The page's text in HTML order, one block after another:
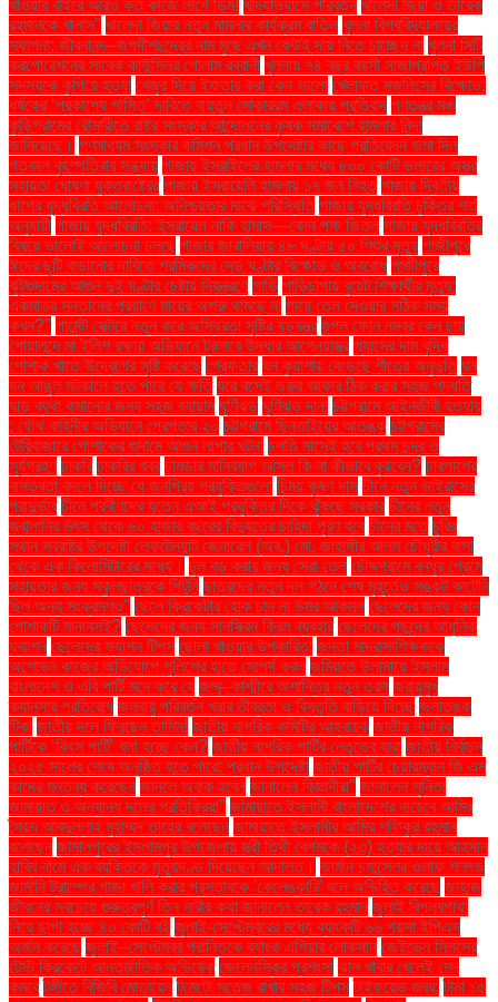
খাওয়ার বাইরে আরও কত কাজে লাগে ডিম! খাদ্যাভ্যাসে পরিবর্তন খালেদা জিয়া ও তারেক
রহমানকে খালাস'' খালেদা জিয়ার নতুন মামলার কার্যক্রম বাতিল খুলনা বিশ্ববিদ্যালয়ের
স্থাপনা: জীবনানন্দ–জগদীশচন্দ্রের নাম মুছে এখন কেউই দায় নিতে চাচ্ছেন না খুলনা সিটি
করপোরেশনের সাবেক কাউন্সিলর গোলাম রব্বানী খুলনায় ৭৪ বছর বয়সী সাজাপ্রাপ্ত ইউপি
সদস্যকে কুপিয়ে হত্যা খেজুর দিয়ে ইফতার করা কেন ভালো খেলাফত মজলিসের বিক্ষোভ:
ধর্ষকের ‘প্রকাশ্যে শাস্তি’ দাবিতে বায়তুল মোকাররম এলাকায় প্রতিবাদ গণতন্ত্র মঞ্চ
কুড়িগ্রামের রৌমারীতে রাষ্ট্র সংস্কার আন্দোলনের কৃষক সমাবেশে হামলার নিন্দা
জানিয়েছে। গণমাধ্যম সংস্কার কমিশন প্রধান উপদেষ্টার কাছে প্রতিবেদন জমা দিল
গতকাল বৃহস্পতিবার সন্ধ্যায় গাজায় ইসরাইলের হামলার মধ্যে ৮০০ কোটি ডলারের অস্ত্র
সহায়তা ঘোষণা যুক্তরাষ্ট্রের গাজায় ইসরায়েলি হামলায় ১৭ জন নিহত গাজায় দ্বিতীয়
ধাপের যুদ্ধবিরতি আলোচনা: অনিশ্চয়তার মাঝে পরিস্থিতি গাজায় যুদ্ধবিরতি চুক্তির শর্ত
অনুযায়ী গাজায় যুদ্ধবিরতি: ইসরায়েল নাকি হামাস—কোন পক্ষ জিতল গাজায় যুদ্ধবিরতির
বিষয়ে ভালোই আলোচনা চলছে গাজার জাবালিয়ায় ৪৮ ঘণ্টায় ৫০ শিশুর মৃত্যু গাজীপুরে
ঈদের ছুটি বাড়ানোর দাবিতে শ্রমিকদের দেড় ঘণ্টার বিক্ষোভ ও অবরোধ গাজীপুরে
ঝুটগুদামের আগুন দুই ঘণ্টার চেষ্টায় নিয়ন্ত্রণে গাড়ি গাড়িচাপায় বুয়েট শিক্ষার্থীর মৃত্যু:
একমাত্র সন্তানের প্রয়াণে মায়ের অশ্রু থামছে না গায়ে তেল দেওয়ার সঠিক সময়
কখন?" গার্মেন্ট সেক্টরে নতুন করে অস্থিরতা সৃষ্টির ষড়যন্ত্র গুগল ফোন নম্বর কেন চায়
গোয়ালন্দে মা ইলিশ রক্ষায় অভিযানে ট্রলারে উদ্ধার আগ্নেয়াস্ত্র গ্যাসের দাম বৃদ্ধি
পোশাক খাতে উদ্বেগের সৃষ্টি করেছে গ্রেফতার ঘন কুয়াশায় বেড়েছে শীতের অনুভূতি ঘন
ঘন আঙুল মটকালে হতে পারে যে ক্ষতি ঘরে বসেই ভ্রুর আকার ঠিক করার সহজ পদ্ধতি
ঘাড় ব্যথা কমানোর জন্য সহজ ব্যায়াম ঘূর্ণিঝড় ঘূর্ণিঝড় দানা চট্টগ্রামে আইনজীবী হত্যায়
: যৌথ বাহিনীর অভিযানে গ্রেপ্তার ২০ চট্টগ্রামে ছিনতাইয়ের আতঙ্ক চট্টগ্রামের
টেরিবাজারে পোশাকের গুদামে আগুন লাগার ঘটনা চলতি মাসেই হবে প্রথম চন্দ্র ও
সূর্যগ্রহণ চাকরি চাকরির খবর চামড়ার মানিব্যাগ আসল কি না কীভাবে বুঝবেন? চারপাশের
বাস্তবতা বদলে দিচ্ছে যে জনপ্রিয় প্রযুক্তিগুলো চিন্ময় কৃষ্ণ দাস চীনে নতুন ভাইরাসের
প্রাদুর্ভাব চীনে প্রবীণদের যত্নে এআই প্রযুক্তির দিকে ঝুঁকছে সরকার চীনের নতুন
জ্বালানির উৎস থেকে ৬০ হাজার বছরের বিদ্যুতের চাহিদা পূরণ হবে চীনের মতে চুরির
স্থান স্বরাষ্ট্র উপদেষ্টা লেফটেন্যান্ট জেনারেল (অব.) মো. জাহাঙ্গীর আলম চৌধুরীর বাসা
থেকে এক কিলোমিটারের মধ্যে। চুল বড় করার জন্য সেরা তেল চৌদ্দগ্রামে বন্ধুর প্রেমে
সহায়তার জন্য স্কুলছাত্রকে পিটুনি ছাত্রদের নতুন দল গঠনে শেষ মুহূর্তেও সঙ্কট কাটেনি
ছিল অন্য সংক্রমণও" ছেলে ক্রিকেটার হোক চান না উমর আকমল ছেলেদের জন্য কোন
পোশাকটি মানানসই? ছেলেদের জন্য সানস্ক্রিন ক্রিম ব্যবহার ছেলেদের পছন্দের আধুনিক
ফ্যাশন ছেলেদের ফ্যাশন টিপস ছোলা খাওয়ার উপকারিতা জনতা মাদ্রাসাশিক্ষককে
অশোভন কাজের অভিযোগে পুলিশের হাতে সোপর্দ করল জমিয়তে উলামায়ে ইসলাম
বাংলাদেশ ও এবি পার্টি মনে করে যে জম্মু–কাশ্মীরে অশান্তির নতুন তরঙ্গ জরায়ুমুখ
ক্যানসার প্রতিরোধ জলবায়ু পরিবর্তন খরার তীব্রতা ও বিস্তৃতি বাড়িয়ে দিচ্ছে জলাতঙ্ক
টিকা জাতীয় দলে ফিরছেন তামিম! জাতীয় নাগরিক কমিটির আহ্বায়ক জাতীয় নাগরিক
পার্টিকে ‘কিংস পার্টি’ বলা হচ্ছে কেন? জাতীয় নাগরিক পার্টির নেতৃত্বে যারা জাতীয় নির্বাচন
২০২৫ সালের শেষে অনুষ্ঠিত হতে পারে: প্রধান উপদেষ্টা জাতীয় পার্টির চেয়ারম্যান জি এম
কাদের মন্তব্য করেছেন জানলে অবাক হবেন জানালেন বিজ্ঞানীরা" জানালেন সুনিতা
জামায়াত ও অন্যান্য দলের প্রতিক্রিয়া'' জামায়াতে ইসলামী বাংলাদেশের নায়েবে আমির
সৈয়দ আবদুল্লাহ মুহাম্মদ তাহের বলেছেন জামায়াতে ইসলামীর আমির শফিকুর রহমান
বলেছেন জামালপুরের ইসলামপুর উপজেলায় স্ত্রী তিথী বেগমকে (২৩) হত্যার দায়ে আহসান
হাবিব নামে এক ব্যক্তিকে মৃত্যুদণ্ড দিয়েছেন আদালত। জার্মান চ্যান্সেলর ওলাফ শলৎজ
জার্মানি ট্রাম্পের গাজা খালি করার প্রস্তাবকে 'কেলেঙ্কারি' বলে অভিহিত করেছে জাহাজ
জীবনের সবচেয়ে গুরুত্বপূর্ণ তিন নারীর কথা জানালেন তারেক রহমান জুলাই বিপ্লবগাথা
নিয়ে ছাপা হচ্ছে ৪০ কোটি বই জুলাই-সেপ্টেম্বরের মধ্যে ব্যাংকটি ৬৬ পয়সা ইপিএস
অর্জন করেছে জুলাই–সেপ্টেম্বর প্রান্তিকে ব্যাংক এশিয়ার লোকসান জেইডেন সিলসের
টেস্ট ক্রিকেটে আন্তর্জাতিক অভিষেক জেলেনস্কির প্রশংসা ঝাল খাবার খেলেই মেদ
কমবে টঙ্গীতে বিজিবি মোতায়েন টমেটো সতেজ রাখার সহজ টিপস টাইফয়েড জ্বর: টানা ১৫